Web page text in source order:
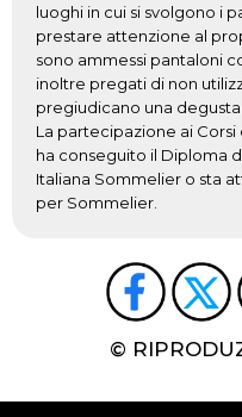
luoghi in cui si svolgono i
prestare attenzione al
sono ammessi pantaloni
inoltre pregati di non
pregiudicano una
La partecipazione ai
ha conseguito il Diploma
Italiana Sommelier o sta
per Sommelier.
©